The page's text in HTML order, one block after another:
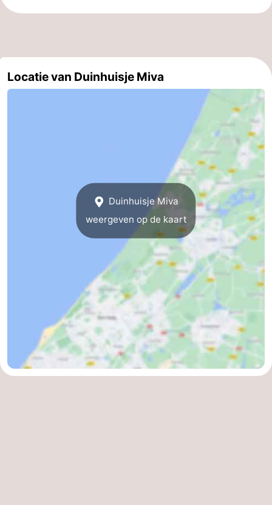
Locatie van Duinhuisje Miva
Duinhuisje Miva
weergeven op de kaart